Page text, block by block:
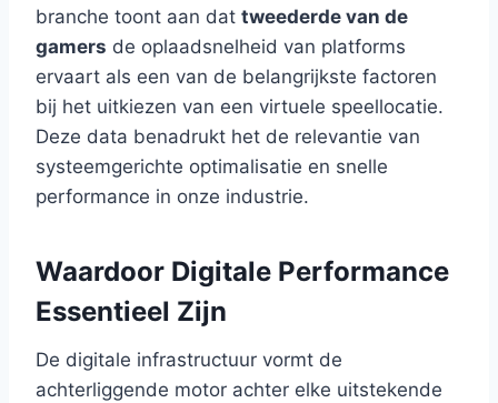
branche toont aan dat tweederde van de
gamers de oplaadsnelheid van platforms
ervaart als een van de belangrijkste factoren
bij het uitkiezen van een virtuele speellocatie.
Deze data benadrukt het de relevantie van
systeemgerichte optimalisatie en snelle
performance in onze industrie.
Waardoor Digitale Performance
Essentieel Zijn
De digitale infrastructuur vormt de
achterliggende motor achter elke uitstekende